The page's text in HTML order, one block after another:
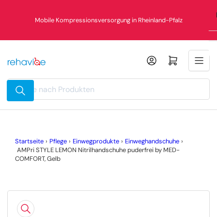
Mobile Kompressionsversorgung in Rheinland-Pfalz
Suche
nach
Produkten
Mini-Warenkorb öffnen
Startseite › Pflege › Einwegprodukte › Einweghandschuhe ›
AMPri STYLE LEMON Nitrilhandschuhe puderfrei by MED-
COMFORT, Gelb
Produktinformationen